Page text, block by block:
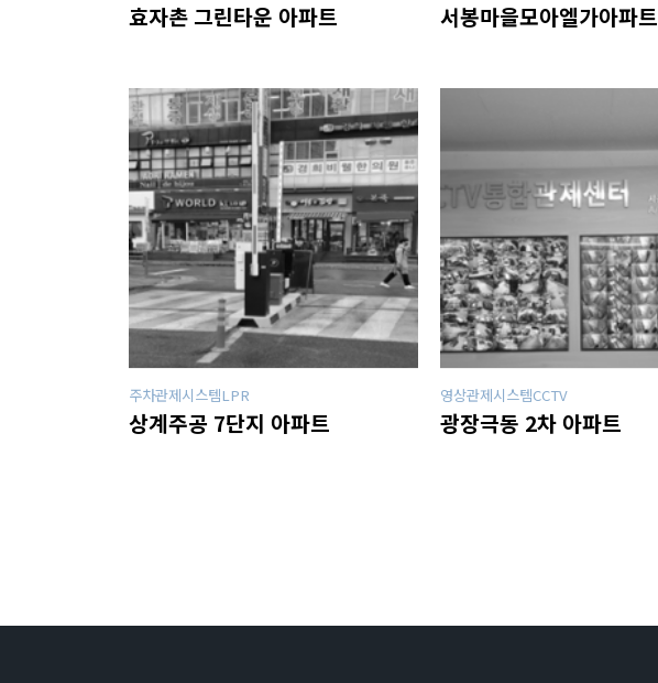
효자촌 그린타운 아파트 서봉마을모아엘가아파트
주차관제시스템LPR
상계주공 7단지 아파트
영상관제시스템CCTV
광장극동 2차 아파트